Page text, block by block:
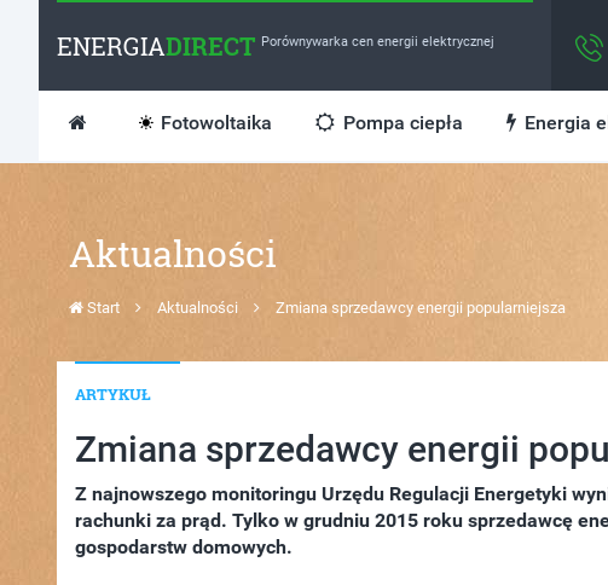
ENERGIADIRECT Porównywarka cen energii elektrycznej
Fotowoltaika Pompa ciepła Energia
Aktualności
Start Aktualności Zmiana sprzedawcy energii popularniejsza
ARTYKUŁ
Zmiana sprzedawcy energii
Z najnowszego monitoringu Urzędu Regulacji Energetyki
rachunki za prąd. Tylko w grudniu 2015 roku sprzedawcę
gospodarstw domowych.